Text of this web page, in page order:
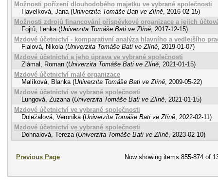
Možnosti pořízení dlouhodobého majetku ve vybrané společnosti
Havelková, Jana (Univerzita Tomáše Bati ve Zlíně, 2016-02-15)
Možnosti zdrojů financování příspěvkové organizace a jejich
Fojtů, Lenka (Univerzita Tomáše Bati ve Zlíně, 2017-12-15)
Mzdové účetnictví - komparativní analýza hlavního a vedlejšího
Fialová, Nikola (Univerzita Tomáše Bati ve Zlíně, 2019-01-07)
Mzdové účetnictví a jeho úprava ve vybrané společnosti
Zlámal, Roman (Univerzita Tomáše Bati ve Zlíně, 2021-01-15)
Mzdové účetnictví malé organizace
Malíková, Blanka (Univerzita Tomáše Bati ve Zlíně, 2009-05-22)
Mzdové účetnictví ve vybrané společnosti
Lungová, Zuzana (Univerzita Tomáše Bati ve Zlíně, 2021-01-15)
Mzdové účetnictví ve vybrané společnosti
Doležalová, Veronika (Univerzita Tomáše Bati ve Zlíně, 2022-02-11)
Mzdové účetnictví ve vybrané společnosti
Dohnalová, Tereza (Univerzita Tomáše Bati ve Zlíně, 2023-02-10)
Previous Page Now showing items 855-874 of